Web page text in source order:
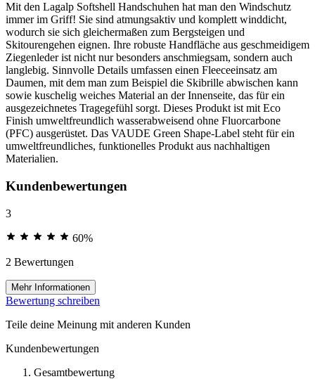
Mit den Lagalp Softshell Handschuhen hat man den Windschutz
immer im Griff! Sie sind atmungsaktiv und komplett winddicht,
wodurch sie sich gleichermaßen zum Bergsteigen und
Skitourengehen eignen. Ihre robuste Handfläche aus geschmeidigem
Ziegenleder ist nicht nur besonders anschmiegsam, sondern auch
langlebig. Sinnvolle Details umfassen einen Fleeceeinsatz am
Daumen, mit dem man zum Beispiel die Skibrille abwischen kann
sowie kuschelig weiches Material an der Innenseite, das für ein
ausgezeichnetes Tragegefühl sorgt. Dieses Produkt ist mit Eco
Finish umweltfreundlich wasserabweisend ohne Fluorcarbone
(PFC) ausgerüstet. Das VAUDE Green Shape-Label steht für ein
umweltfreundliches, funktionelles Produkt aus nachhaltigen
Materialien.
Kundenbewertungen
3
60%
2 Bewertungen
Mehr Informationen
Bewertung schreiben
Teile deine Meinung mit anderen Kunden
Kundenbewertungen
Gesamtbewertung